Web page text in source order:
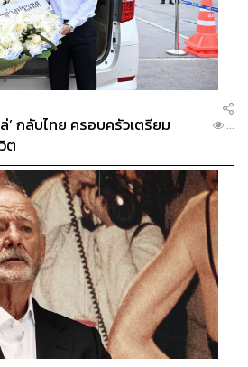
’ กลับไทย ครอบครัวเตรียม
ต
...